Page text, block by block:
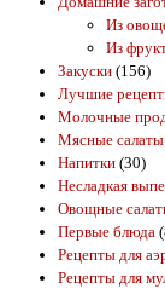
Из
Из
Закуски (156)
Лучшие
Молочные
Мясные салаты
Напитки (30)
Несладкая
Овощные
Первые блюда
Рецепты для
Рецепты для